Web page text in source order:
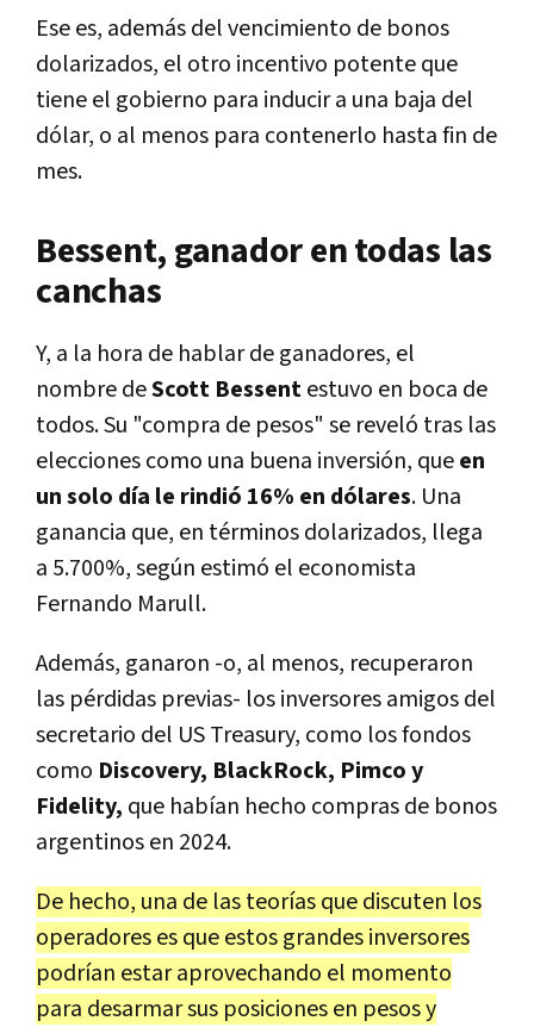
Ese es, además del vencimiento de bonos
dolarizados, el otro incentivo potente que
tiene el gobierno para inducir a una baja del
dólar, o al menos para contenerlo hasta fin de
mes.
Bessent, ganador en todas las
canchas
Y, a la hora de hablar de ganadores, el
nombre deScott Bessentestuvo en boca de
todos. Su "compra de pesos" se reveló tras las
elecciones como una buena inversión, queen
un solo día le rindió 16% en dólares. Una
ganancia que, en términos dolarizados, llega
a 5.700%, según estimó el economista
Fernando Marull.
Además, ganaron -o, al menos, recuperaron
las pérdidas previas- los inversores amigos del
secretario del US Treasury, como los fondos
como Discovery, BlackRock, Pimco y
Fidelity, que habían hecho compras de bonos
argentinos en 2024.
De hecho, una de las teorías que discuten los
operadores es que estos grandes inversores
podrían estar aprovechando el momento
para desarmar sus posiciones en pesos y